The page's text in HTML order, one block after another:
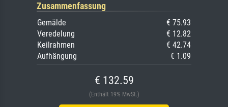
Zusammenfassung
Gemälde
€ 75.93
Veredelung
€ 12.82
Keilrahmen
€ 42.74
Aufhängung
€ 1.09
€ 132.59
(Enthält 19% MwSt.)